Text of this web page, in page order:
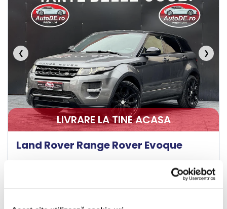
❮ ❯
LIVRARE LA TINE ACASA
Land Rover Range Rover Evoque
Automata 4x4